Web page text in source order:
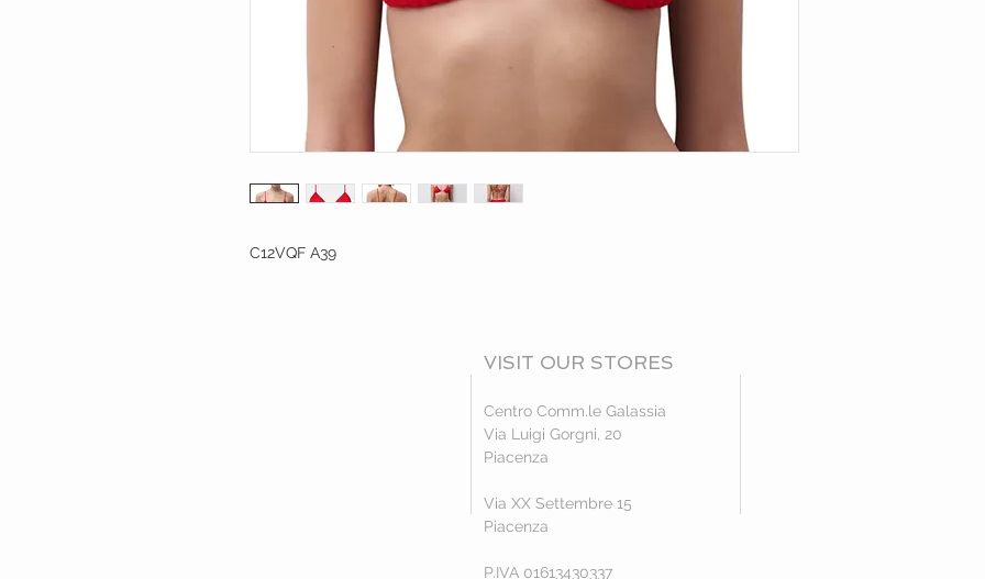
C12VQF A39
VISIT OUR STORES
Centro Comm.le Galassia
Via Luigi Gorgni, 20
Piacenza
Via XX Settembre 15
Piacenza
P.IVA 01613430337